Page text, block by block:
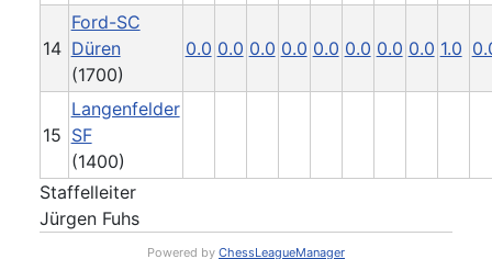
14
Ford-SC
Düren
(1700)
0.0 0.0 0.0 0.0 0.0 0.0 0.0 0.0 1.0
15
Langenfelder
SF
(1400)
Staffelleiter
Jürgen Fuhs
Powered by ChessLeagueManager